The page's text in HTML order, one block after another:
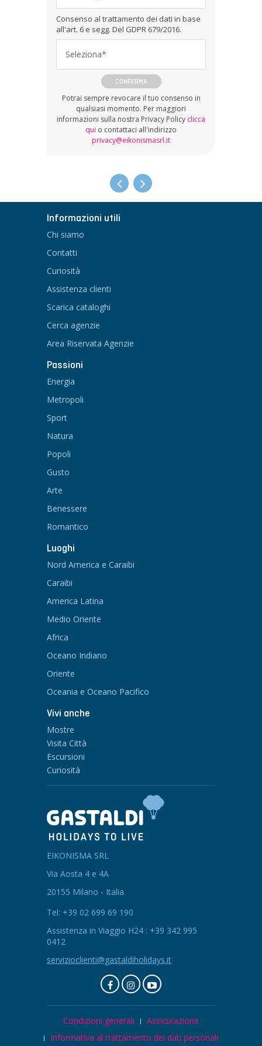
Consenso al trattamento dei dati in base
all'art. 6 e segg. Del GDPR 679/2016.
Seleziona*
CONFERMA
Potrai sempre revocare il tuo consenso in
qualsiasi momento. Per maggiori
informazioni sulla nostra Privacy Policy clicca
qui o contattaci all'indirizzo
privacy@eikonismasrl.it
Informazioni utili
Chi siamo
Contatti
Curiosità
Assistenza clienti
Scarica cataloghi
Cerca agenzie
Area Riservata Agenzie
Passioni
Energia
Metropoli
Sport
Natura
Popoli
Gusto
Arte
Benessere
Romantico
Luoghi
Nord America e Caraibi
Caraibi
America Latina
Medio Oriente
Africa
Oceano Indiano
Oriente
Oceania e Oceano Pacifico
Vivi anche
Mostre
Visita Città
Escursioni
Curiosità
EIKONISMA SRL
Via Aosta 4 e 4A
20155 Milano - Italia
Tel: +39 02 699 69 190
Assistenza in Viaggio H24 : +39 342 995
0412
servizioclienti@gastaldiholidays.it
Condizioni generali
Assicurazione
Informativa al trattamento dei dati personali